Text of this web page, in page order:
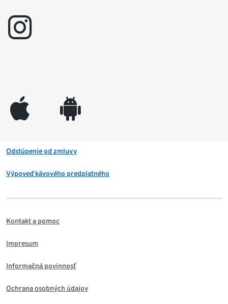
instagram
appleinc android
Odstúpenie od zmluvy
Výpoveď kávového predplatného
Kontakt a pomoc
Impresum
Informačná povinnosť
Ochrana osobných údajov